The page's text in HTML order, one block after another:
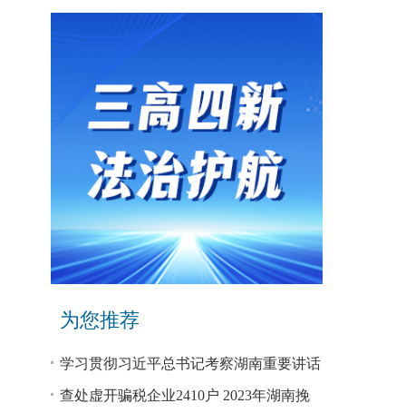
为您推荐
学习贯彻习近平总书记考察湖南重要讲话
和指示精神专题研讨班开班
查处虚开骗税企业2410户 2023年湖南挽